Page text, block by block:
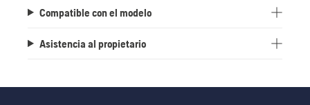
Compatible con el modelo
Asistencia al propietario